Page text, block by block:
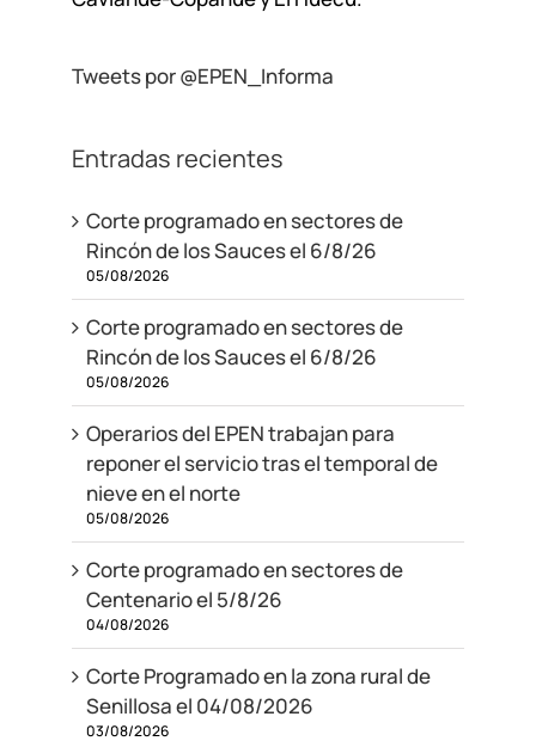
Tweets por @EPEN_Informa
Entradas recientes
Corte programado en sectores de
Rincón de los Sauces el 6/8/26
05/08/2026
Corte programado en sectores de
Rincón de los Sauces el 6/8/26
05/08/2026
Operarios del EPEN trabajan para
reponer el servicio tras el temporal de
nieve en el norte
05/08/2026
Corte programado en sectores de
Centenario el 5/8/26
04/08/2026
Corte Programado en la zona rural de
Senillosa el 04/08/2026
03/08/2026